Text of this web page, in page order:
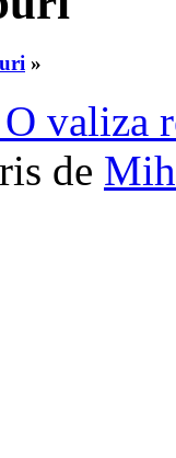
»
valiza
de